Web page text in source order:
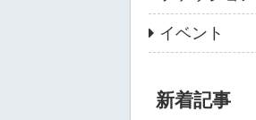
イベント
新着記事